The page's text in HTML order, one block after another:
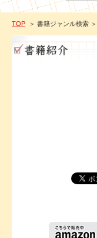
TOP ＞ 書籍ジャンル検索 ＞